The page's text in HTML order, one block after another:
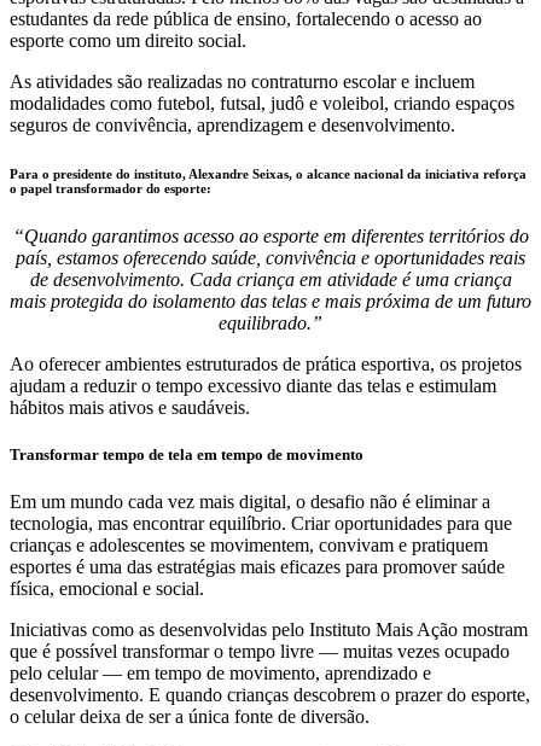
estudantes da rede pública de ensino, fortalecendo o acesso ao
esporte como um direito social.
As atividades são realizadas no contraturno escolar e incluem
modalidades como futebol, futsal, judô e voleibol, criando espaços
seguros de convivência, aprendizagem e desenvolvimento.
Para o presidente do instituto, Alexandre Seixas, o alcance nacional da iniciativa reforça
o papel transformador do esporte:
“Quando garantimos acesso ao esporte em diferentes territórios do
país, estamos oferecendo saúde, convivência e oportunidades reais
de desenvolvimento. Cada criança em atividade é uma criança
mais protegida do isolamento das telas e mais próxima de um futuro
equilibrado.”
Ao oferecer ambientes estruturados de prática esportiva, os projetos
ajudam a reduzir o tempo excessivo diante das telas e estimulam
hábitos mais ativos e saudáveis.
Transformar tempo de tela em tempo de movimento
Em um mundo cada vez mais digital, o desafio não é eliminar a
tecnologia, mas encontrar equilíbrio. Criar oportunidades para que
crianças e adolescentes se movimentem, convivam e pratiquem
esportes é uma das estratégias mais eficazes para promover saúde
física, emocional e social.
Iniciativas como as desenvolvidas pelo Instituto Mais Ação mostram
que é possível transformar o tempo livre — muitas vezes ocupado
pelo celular — em tempo de movimento, aprendizado e
desenvolvimento. E quando crianças descobrem o prazer do esporte,
o celular deixa de ser a única fonte de diversão.